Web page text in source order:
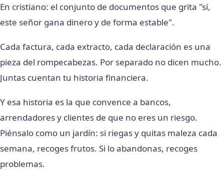
En cristiano: el conjunto de documentos que grita "sí,
este señor gana dinero y de forma estable".
Cada factura, cada extracto, cada declaración es una
pieza del rompecabezas. Por separado no dicen mucho.
Juntas cuentan tu historia financiera.
Y esa historia es la que convence a bancos,
arrendadores y clientes de que no eres un riesgo.
Piénsalo como un jardín: si riegas y quitas maleza cada
semana, recoges frutos. Si lo abandonas, recoges
problemas.